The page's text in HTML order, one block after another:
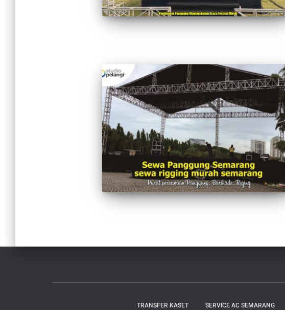
TRANSFER KASET SERVICE AC SEMARANG